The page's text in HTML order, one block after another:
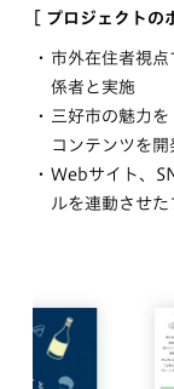
[ プロジェクトの
市外在住者視
係者と実施
三好市の魅力
コンテンツを開
Webサイト、
ルを連動させ